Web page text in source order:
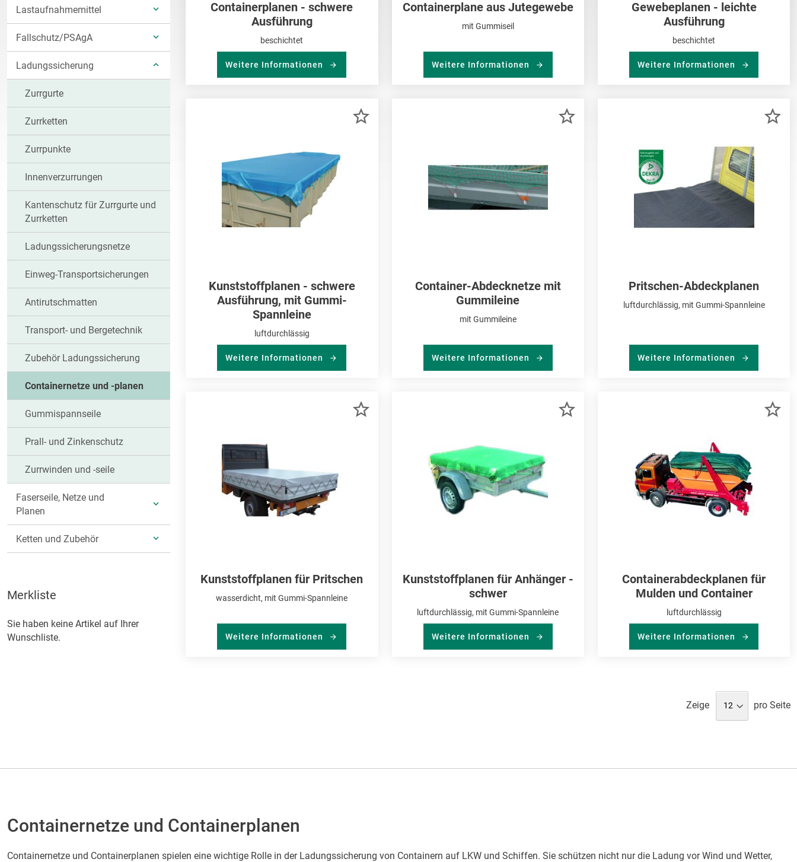
Containerplanen - schwere
Ausführung
beschichtet
Weitere Informationen
Containerplane aus Jutegewebe
mit Gummiseil
Weitere Informationen
Gewebeplanen - leichte
Ausführung
beschichtet
Weitere Informationen
Kunststoffplanen - schwere
Ausführung, mit Gummi-
Spannleine
luftdurchlässig
Weitere Informationen
Container-Abdecknetze mit
Gummileine
mit Gummileine
Weitere Informationen
Pritschen-Abdeckplanen
luftdurchlässig, mit Gummi-Spannleine
Weitere Informationen
Kunststoffplanen für Pritschen
wasserdicht, mit Gummi-Spannleine
Weitere Informationen
Kunststoffplanen für Anhänger -
schwer
luftdurchlässig, mit Gummi-Spannleine
Weitere Informationen
Containerabdeckplanen für
Mulden und Container
luftdurchlässig
Weitere Informationen
Zeige pro Seite
ANZEIGEN
Lastaufnahmemittel UNTERKATEGORIEN
ANZEIGEN
Fallschutz/PSAgA UNTERKATEGORIEN
ANZEIGEN
Ladungssicherung UNTERKATEGORIEN
Zurrgurte
Zurrketten
Zurrpunkte
Innenverzurrungen
Kantenschutz für Zurrgurte und
Zurrketten
Ladungssicherungsnetze
Einweg-Transportsicherungen
Antirutschmatten
Transport- und Bergetechnik
Zubehör Ladungssicherung
Containernetze und -planen
Gummispannseile
Prall- und Zinkenschutz
Zurrwinden und -seile
Faserseile, Netze und
Planen
UNTERKATEGORIEN
Ketten und Zubehör UNTERKATEGORIEN
Merkliste
Sie haben keine Artikel auf Ihrer
Wunschliste.
Containernetze und Containerplanen
Containernetze und Containerplanen spielen eine wichtige Rolle in der Ladungssicherung von Containern auf LKW und Schiffen. Sie schützen nicht nur die Ladung vor Wind und Wetter,